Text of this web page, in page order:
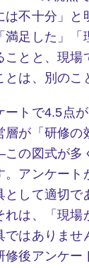
は不十分」と
満足した」「
ことと、現場
は、別のこ
ートで4.5点
が「研修の
の図式が多
。アンケート
として適切で
は、「現場
ではありませ
修後アンケー